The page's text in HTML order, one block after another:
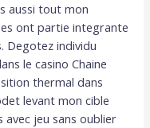
aussi tout mon
ont partie integrante
Degotez individu
le casino Chaine
thermal dans
levant mon cible
jeu sans oublier